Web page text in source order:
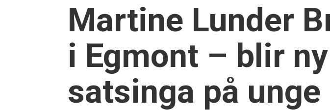
Martine Lunder
i Egmont – blir
satsinga på unge